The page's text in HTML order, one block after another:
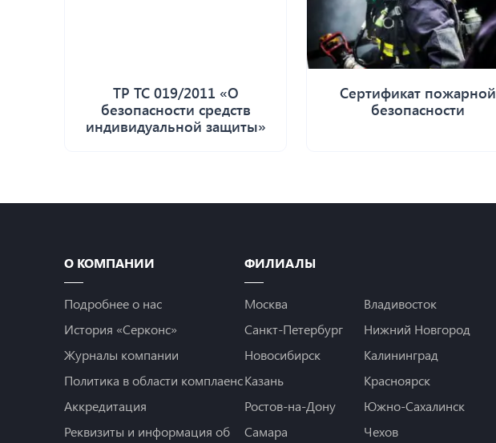
ТР ТС 019/2011 «О
безопасности средств
индивидуальной защиты»
Сертификат пожарной
безопасности
О КОМПАНИИ
Подробнее о нас
История «Серконс»
Журналы компании
Политика в области комплаенс
Аккредитация
Реквизиты и информация об
ФИЛИАЛЫ
Москва
Санкт-Петербург
Новосибирск
Казань
Ростов-на-Дону
Самара
Владивосток
Нижний Новгород
Калининград
Красноярск
Южно-Сахалинск
Чехов